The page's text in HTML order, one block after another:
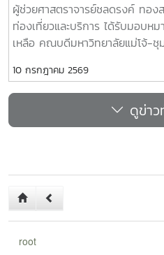
ผู้ช่วยศาสตราจารย์ชลดรงค์ ทอง
ท่องเที่ยวและบริการ ได้รับมอบห
เหลือ คณบดีมหาวิทยาลัยแม่โจ้-ชุ
ชุมพร ระหว่างวันที่ 9-10 กรกฏาค
ตรวจประเมินจำนวน 2 พื้นที่ ได้แ
หลังสวน จังหวัดชุมพร และชุมช
ชุมพร โดยมีหน่วยงานที่เกี่ยวข้อ
และยกระดับมาตรฐานการท่องเ
ความพร้อมในการรองรับนักท่องเ
คนในชุมชนอย่างยั่งยืน
10 กรกฎาคม 2569
ดูข่า